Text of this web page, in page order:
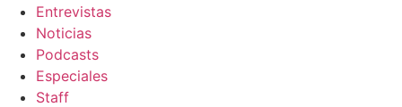
Entrevistas
Noticias
Podcasts
Especiales
Staff